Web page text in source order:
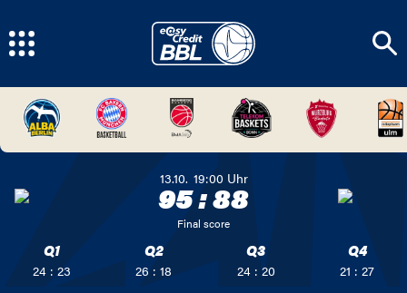
13.10. 19:00 Uhr
95:88
Final score
Q1
24 : 23
Q2
26 : 18
Q3
24 : 20
Q4
21 : 27